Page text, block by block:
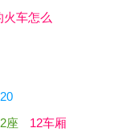
车怎么
座
12车厢